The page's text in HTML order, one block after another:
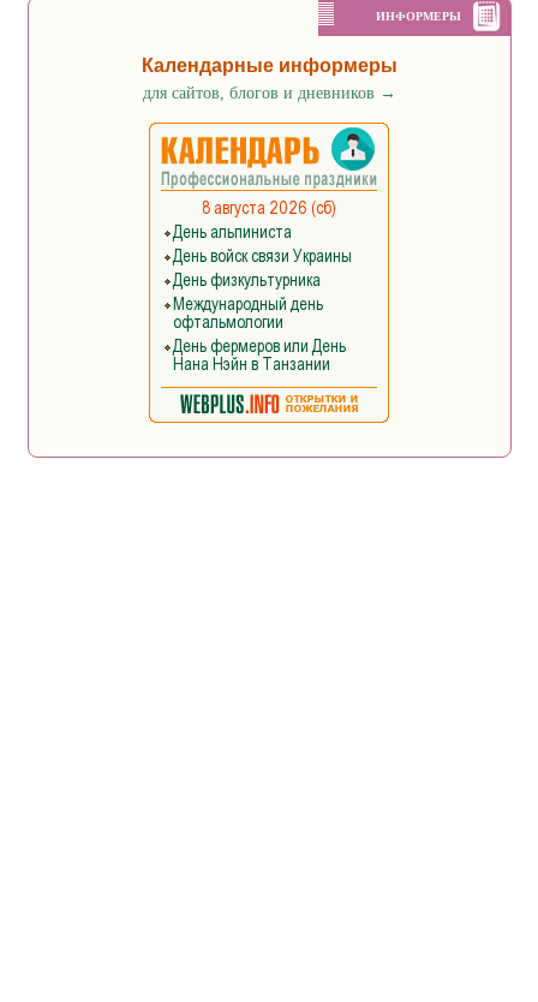
ИНФОРМЕРЫ
Календарные информеры
для сайтов, блогов и дневников →